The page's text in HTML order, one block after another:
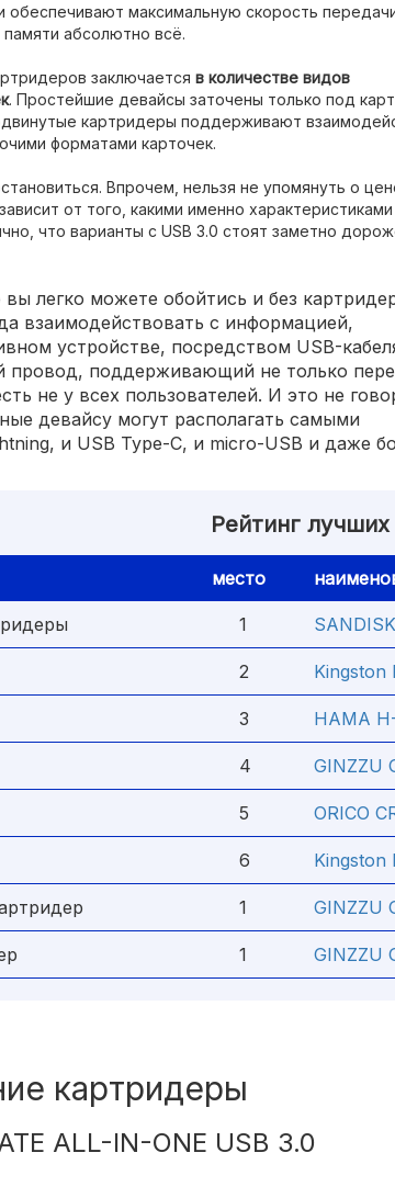
обеспечивают максимальную скорость
абсолютно всё.
заключается в количестве видов
. Простейшие девайсы заточены только под
картридеры поддерживают
форматами карточек.
Впрочем, нельзя не упомянуть о
от того, какими именно характеристиками
что варианты с USB 3.0 стоят заметно
легко можете обойтись и без
взаимодействовать с информацией,
устройстве, посредством USB-
провод, поддерживающий не только
не у всех пользователей. И это не
девайсу могут располагать самыми
и USB Type-C, и micro-USB и даже
Рейтинг
место
1
2 Kingston
3 HAMA
4 GINZZU
5 ORICO
6 Kingston
1 GINZZU
1 GINZZU
картридеры
ALL-IN-ONE USB 3.0